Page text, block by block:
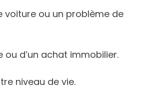
voiture ou un problème de
ou d’un achat immobilier.
niveau de vie.